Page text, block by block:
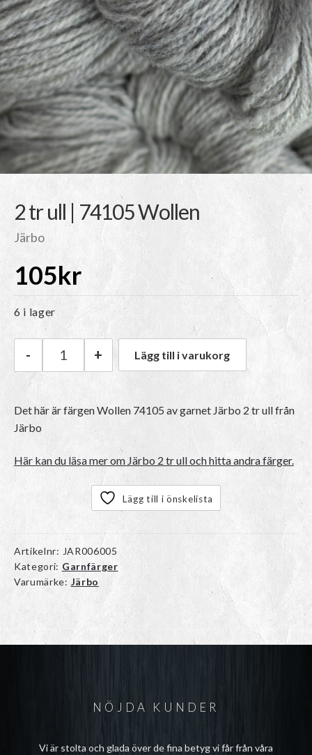
2 tr ull | 74105 Wollen
Järbo
105kr
6 i lager
Järbo Järbo 2 tr ull | 74105 Wollen mängd
- + Lägg till i varukorg
Det här är färgenWollen 74105av garnet Järbo 2 tr ullfrån
Järbo
Här kan du läsa mer om Järbo 2 tr ull och hitta andra färger.
Lägg till i önskelista
Artikelnr: JAR006005
Kategori: Garnfärger
Varumärke: Järbo
NÖJDA KUNDER
Vi är stolta och glada över de fina betyg vi får från våra